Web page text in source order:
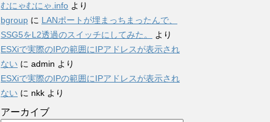
むにゃむにゃ.info より
bgroup に LANポートが埋まっちまったんで、
SSG5をL2透過のスイッチにしてみた。
より
ESXiで実際のIPの範囲にIPアドレスが表示され
ない に admin より
ESXiで実際のIPの範囲にIPアドレスが表示され
ない に nkk より
アーカイブ